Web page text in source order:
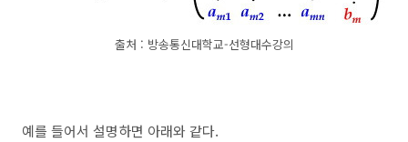
출처 : 방송통신대학교-선형대수강의
예를 들어서 설명하면 아래와 같다.